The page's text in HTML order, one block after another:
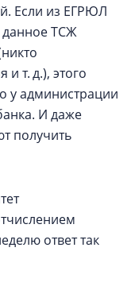
Если из ЕГРЮЛ
данное ТСЖ
и т. д.), этого
у администрации
И даже
получить
ответ так